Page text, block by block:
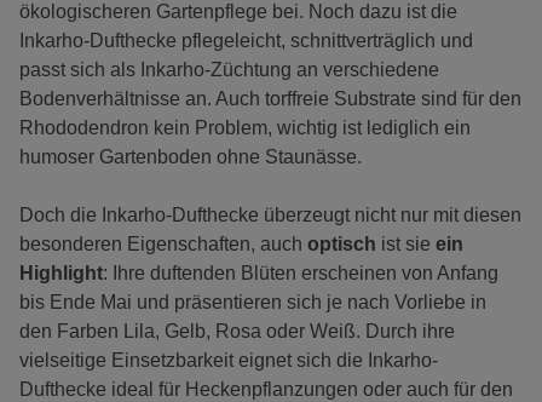
ökologischeren Gartenpflege bei. Noch dazu ist die
Inkarho-Dufthecke pflegeleicht, schnittverträglich und
passt sich als Inkarho-Züchtung an verschiedene
Bodenverhältnisse an. Auch torffreie Substrate sind für den
Rhododendron kein Problem, wichtig ist lediglich ein
humoser Gartenboden ohne Staunässe.
Doch die Inkarho-Dufthecke überzeugt nicht nur mit diesen
besonderen Eigenschaften, auch optisch ist sie ein
Highlight: Ihre duftenden Blüten erscheinen von Anfang
bis Ende Mai und präsentieren sich je nach Vorliebe in
den Farben Lila, Gelb, Rosa oder Weiß. Durch ihre
vielseitige Einsetzbarkeit eignet sich die Inkarho-
Dufthecke ideal für Heckenpflanzungen oder auch für den